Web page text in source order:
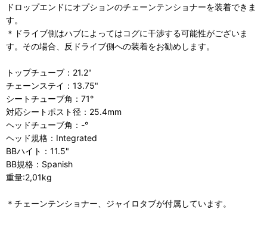
ドロップエンドにオプションのチェーンテンショナーを装着できま
す。
＊ドライブ側はハブによってはコグに干渉する可能性がございま
す。その場合、反ドライブ側への装着をお勧めします。
トップチューブ：21.2"
チェーンステイ：13.75"
シートチューブ角：71°
対応シートポスト径：25.4mm
ヘッドチューブ角：-°
ヘッド規格：Integrated
BBハイト：11.5"
BB規格：Spanish
重量:2,01kg
＊チェーンテンショナー、ジャイロタブが付属しています。